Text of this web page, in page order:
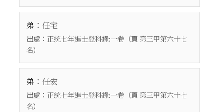
弟 ： 任宅
出處： 正统七年進士登科錄:一卷 （頁 第三甲第六十七
名）
弟 ： 任宏
出處： 正统七年進士登科錄:一卷 （頁 第三甲第六十七
名）